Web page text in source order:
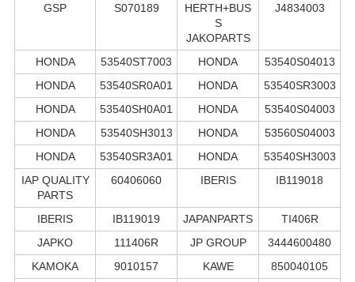
GSP
S070189
HERTH+BUS
S
JAKOPARTS
J4834003
HONDA 53540ST7003 HONDA
53540S04013
HONDA
53540SR0A01 HONDA
53540SR3003
HONDA
53540SH0A01 HONDA
53540S04003
HONDA
53540SH3013 HONDA
53560S04003
HONDA
53540SR3A01 HONDA
53540SH3003
IAP QUALITY
PARTS
60406060 IBERIS IB119018
IBERIS IB119019 JAPANPARTS
TI406R
JAPKO
111406R JP GROUP
3444600480
KAMOKA
9010157 KAWE
850040105